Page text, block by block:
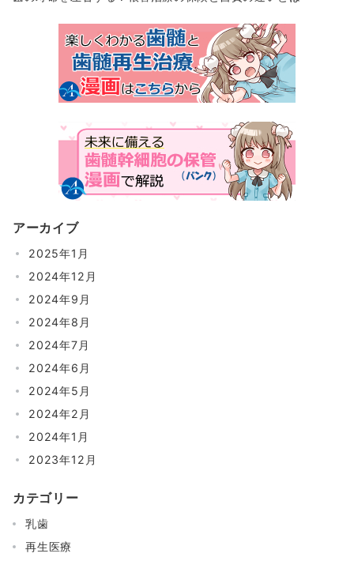
アーカイブ
2025年1月
2024年12月
2024年9月
2024年8月
2024年7月
2024年6月
2024年5月
2024年2月
2024年1月
2023年12月
カテゴリー
乳歯
再生医療